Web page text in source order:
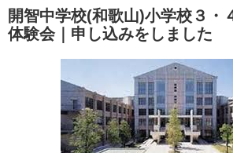
開智中学校(和歌山)小学校３・
体験会｜申し込みをしました